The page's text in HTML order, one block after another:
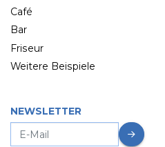
Café
Bar
Friseur
Weitere Beispiele
NEWSLETTER